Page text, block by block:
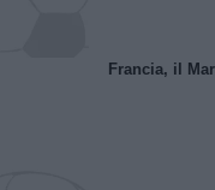
Francia, il